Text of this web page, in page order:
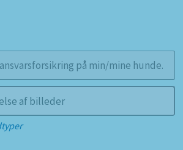
på min/mine hunde.
af billeder